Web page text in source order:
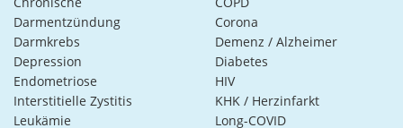
Darmentzündung
Corona
Darmkrebs
Demenz / Alzheimer
Depression
Diabetes
Endometriose
HIV
Interstitielle Zystitis
KHK / Herzinfarkt
Leukämie
Long-COVID